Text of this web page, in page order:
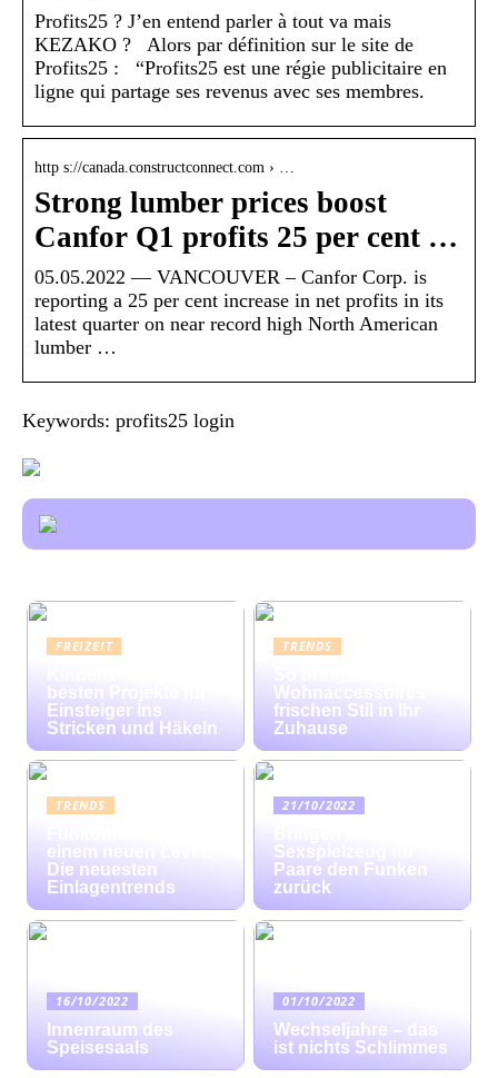
Profits25 ? J’en entend parler à tout va mais
KEZAKO ? Alors par définition sur le site de
Profits25 : “Profits25 est une régie publicitaire en
ligne qui partage ses revenus avec ses membres.
http s://canada.constructconnect.com › …
Strong lumber prices boost
Canfor Q1 profits 25 per cent …
05.05.2022 — VANCOUVER – Canfor Corp. is
reporting a 25 per cent increase in net profits in its
latest quarter on near record high North American
lumber …
Keywords: profits25 login
FREIZEIT
besten Projekte für
Einsteiger ins
Stricken und Häkeln
TRENDS
Wohnaccessoires
frischen Stil in Ihr
Zuhause
TRENDS
einem neuen Level:
Die neuesten
Einlagentrends
21/10/2022
Sexspielzeug für
Paare den Funken
zurück
16/10/2022
Innenraum des
Speisesaals
01/10/2022
Wechseljahre – das
ist nichts Schlimmes